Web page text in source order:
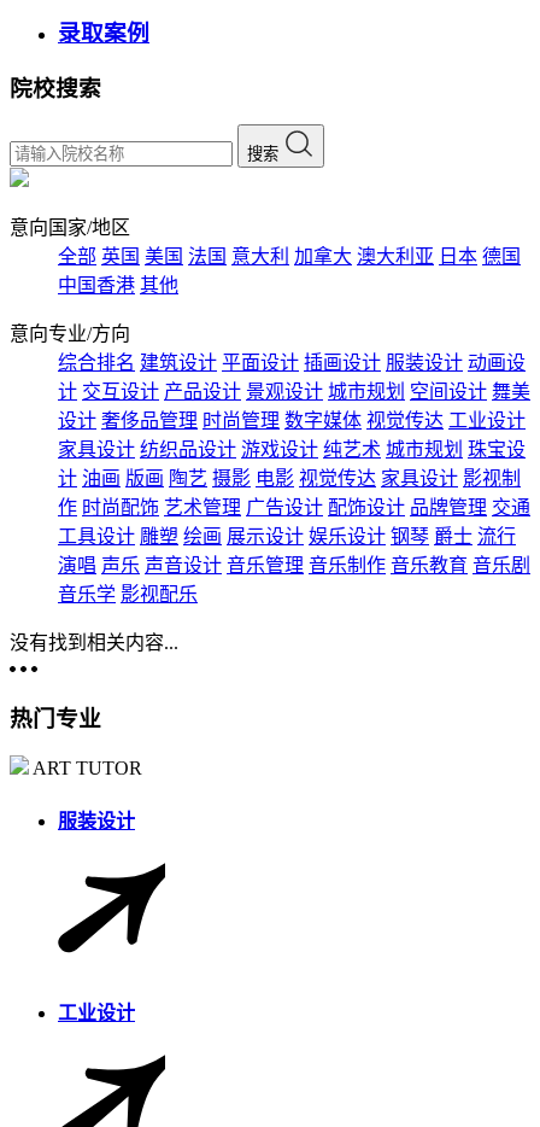
录取案例
院校搜索
搜索
意向国家/地区
全部 英国 美国 法国 意大利 加拿大 澳大利亚 日本 德国
中国香港 其他
意向专业/方向
综合排名 建筑设计 平面设计 插画设计 服装设计 动画设
计 交互设计 产品设计 景观设计 城市规划 空间设计 舞美
设计 奢侈品管理 时尚管理 数字媒体 视觉传达 工业设计
家具设计 纺织品设计 游戏设计 纯艺术 城市规划 珠宝设
计 油画 版画 陶艺 摄影 电影 视觉传达 家具设计 影视制
作 时尚配饰 艺术管理 广告设计 配饰设计 品牌管理 交通
工具设计 雕塑 绘画 展示设计 娱乐设计 钢琴 爵士 流行
演唱 声乐 声音设计 音乐管理 音乐制作 音乐教育 音乐剧
音乐学 影视配乐
没有找到相关内容...
热门专业
ART TUTOR
服装设计
工业设计